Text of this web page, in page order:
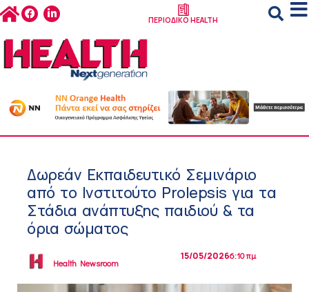
ΠΕΡΙΟΔΙΚΟ HEALTH
Δωρεάν Εκπαιδευτικό Σεμινάριο
από το Ινστιτούτο Prolepsis για τα
Στάδια ανάπτυξης παιδιού & τα
όρια σώματος
Health Newsroom
15/05/20266:10 πμ